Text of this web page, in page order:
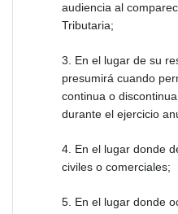
audiencia al
Tributaria;
3. En el lugar de su
presumirá cuando
continua o
durante el ejercicio
4. En el lugar donde
civiles o comerciales;
5. En el lugar donde